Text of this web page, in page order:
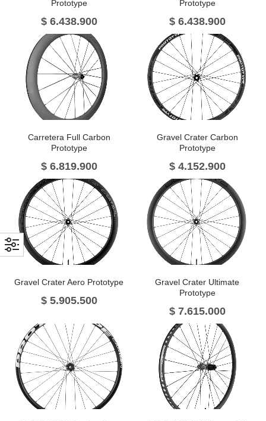
Prototype
$6.438.900
Prototype
$6.438.900
Carretera Full Carbon
Prototype
$6.819.900
Gravel Crater Carbon
Prototype
$4.152.900
Gravel Crater Aero Prototype
$5.905.500
Gravel Crater Ultimate
Prototype
$7.615.000